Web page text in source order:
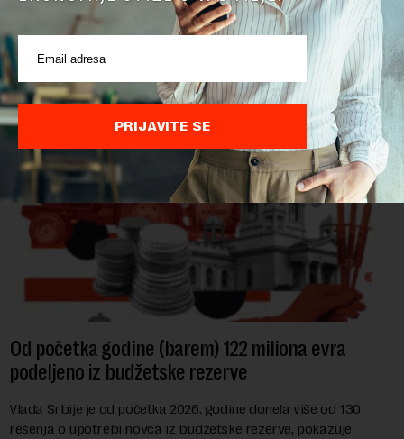
Ministarstvo poljoprivrede, šumarstva i vodoprivrede saopštilo
je danas da je Evropska komisija potvrdila da je Srbija
značajno unapredila sistem službenih kontrola bezbednosti
hrane biljnog porekla, te da k...
Od početka godine (barem) 122 miliona evra
podeljeno iz budžetske rezerve
Vlada Srbije je od početka 2026. godine donela više od 130
rešenja o upotrebi novca iz budžetske rezerve, pokazuje
PRIJAVITE SE